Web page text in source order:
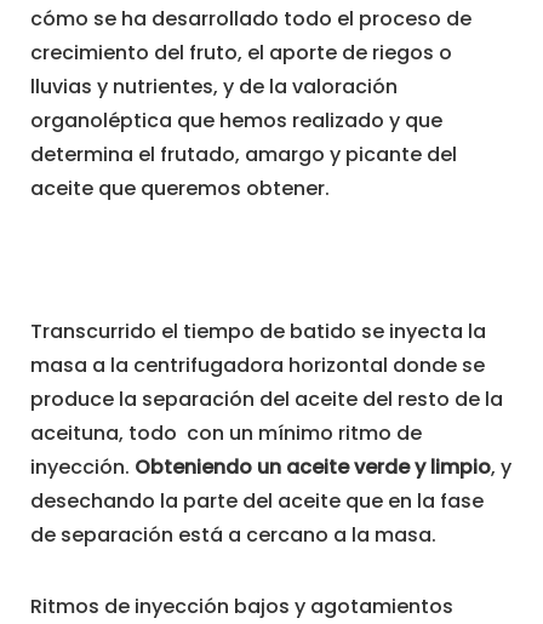
cómo se ha desarrollado todo el proceso de
crecimiento del fruto, el aporte de riegos o
lluvias y nutrientes, y de la valoración
organoléptica que hemos realizado y que
determina el frutado, amargo y picante del
aceite que queremos obtener.
Transcurrido el tiempo de batido se inyecta la
masa a la centrifugadora horizontal donde se
produce la separación del aceite del resto de la
aceituna, todo con un mínimo ritmo de
inyección. Obteniendo un aceite verde y limpio, y
desechando la parte del aceite que en la fase
de separación está a cercano a la masa.
Ritmos de inyección bajos y agotamientos